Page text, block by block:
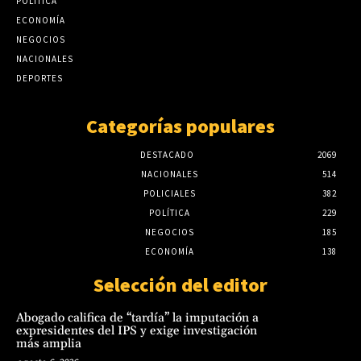
ECONOMÍA
NEGOCIOS
NACIONALES
DEPORTES
Categorías populares
DESTACADO
2069
NACIONALES
514
POLICIALES
382
POLÍTICA
229
NEGOCIOS
185
ECONOMÍA
138
Selección del editor
Abogado califica de “tardía” la imputación a
expresidentes del IPS y exige investigación
más amplia